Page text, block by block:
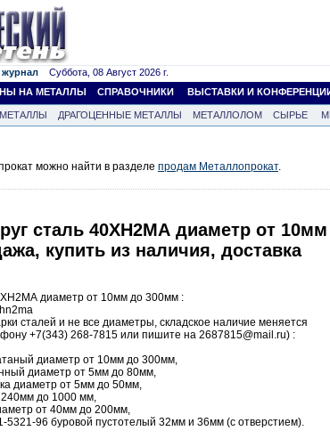
Суббота, 08 Август 2026 г.
НА МЕТАЛЛЫ СПРАВОЧНИКИ ВЫСТАВКИ И
ДРАГОЦЕННЫЕ МЕТАЛЛЫ МЕТАЛЛОЛОМ СЫРЬЕ
можно найти в разделе продам Металлопрокат.
сталь 40ХН2МА диаметр от
купить из наличия, доставка
диаметр от 10мм до 300мм :
сталей и не все диаметры, складское наличие меняется
+7(343) 268-7815 или пишите на 2687815@mail.ru) :
диаметр от 10мм до 300мм,
диаметр от 5мм до 80мм,
диаметр от 5мм до 50мм,
240мм до 1000 мм,
от 40мм до 200мм,
5321-96 буровой пустотелый 32мм и 36мм (с отверстием).